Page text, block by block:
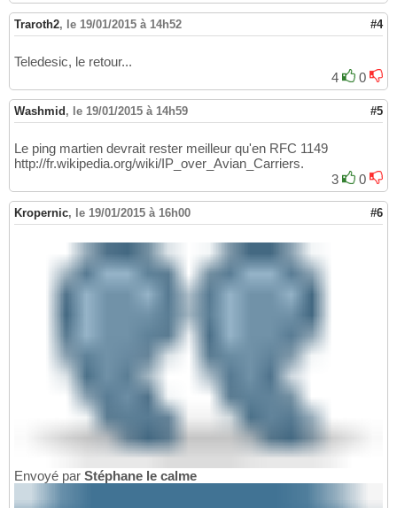
Traroth2, le 19/01/2015 à 14h52 #4
Teledesic, le retour...
4
0
Washmid , le 19/01/2015 à 14h59 #5
Le ping martien devrait rester meilleur qu'en RFC 1149
http://fr.wikipedia.org/wiki/IP_over_Avian_Carriers.
3
0
Kropernic, le 19/01/2015 à 16h00 #6
Envoyé par Stéphane le calme